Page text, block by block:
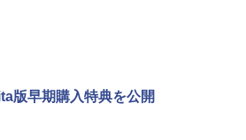
版早期購入特典を公開